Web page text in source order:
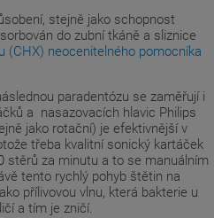
stejně jako schopnost
do zubní tkáně a sliznice
(CHX) neocenitelného pomocníka
paradentózu se zaměřují i
a nasazovacích hlavic Philips
jako rotační) je efektivnější v
třeba kvalitní sonický kartáček
stěrů za minutu a to se manuálním
tento rychlý pohyb štětin na
přílivovou vlnu, která bakterie u
a tím je zničí.